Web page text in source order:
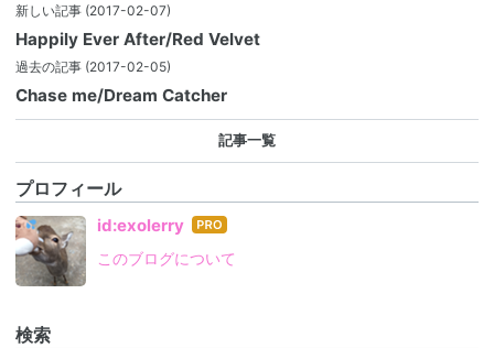
新しい記事 (2017-02-07)
Happily Ever After/Red Velvet
過去の記事 (2017-02-05)
Chase me/Dream Catcher
記事一覧
プロフィール
id:exolerry はて
ログ
このブログについて
検索